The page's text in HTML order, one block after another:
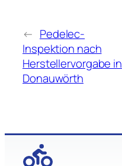
← Pedelec-
Inspektion nach
Herstellervorgabe in
Donauwörth